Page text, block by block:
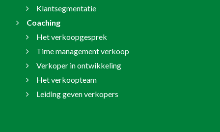
Klantsegmentatie
Coaching
Het verkoopgesprek
Time management verkoop
Verkoper in ontwikkeling
Het verkoopteam
Leiding geven verkopers